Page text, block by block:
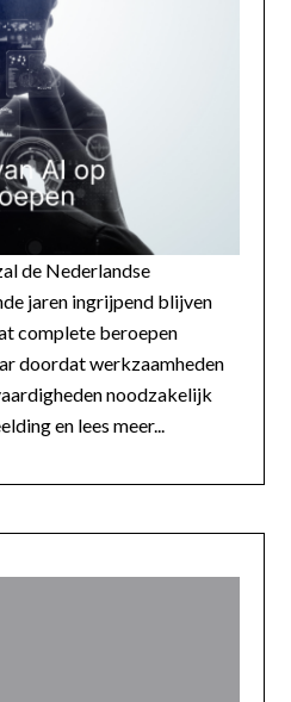
de Nederlandse
jaren ingrijpend blijven
complete beroepen
doordat werkzaamheden
noodzakelijk
en lees meer...